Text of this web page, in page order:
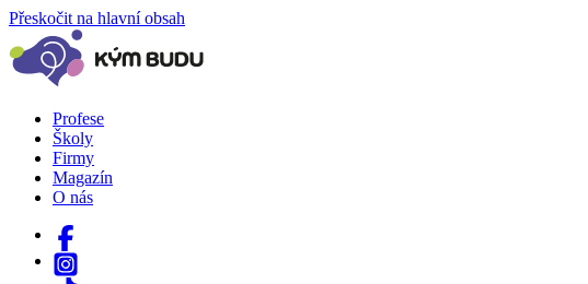
Přeskočit na hlavní obsah
Profese
Školy
Firmy
Magazín
O nás